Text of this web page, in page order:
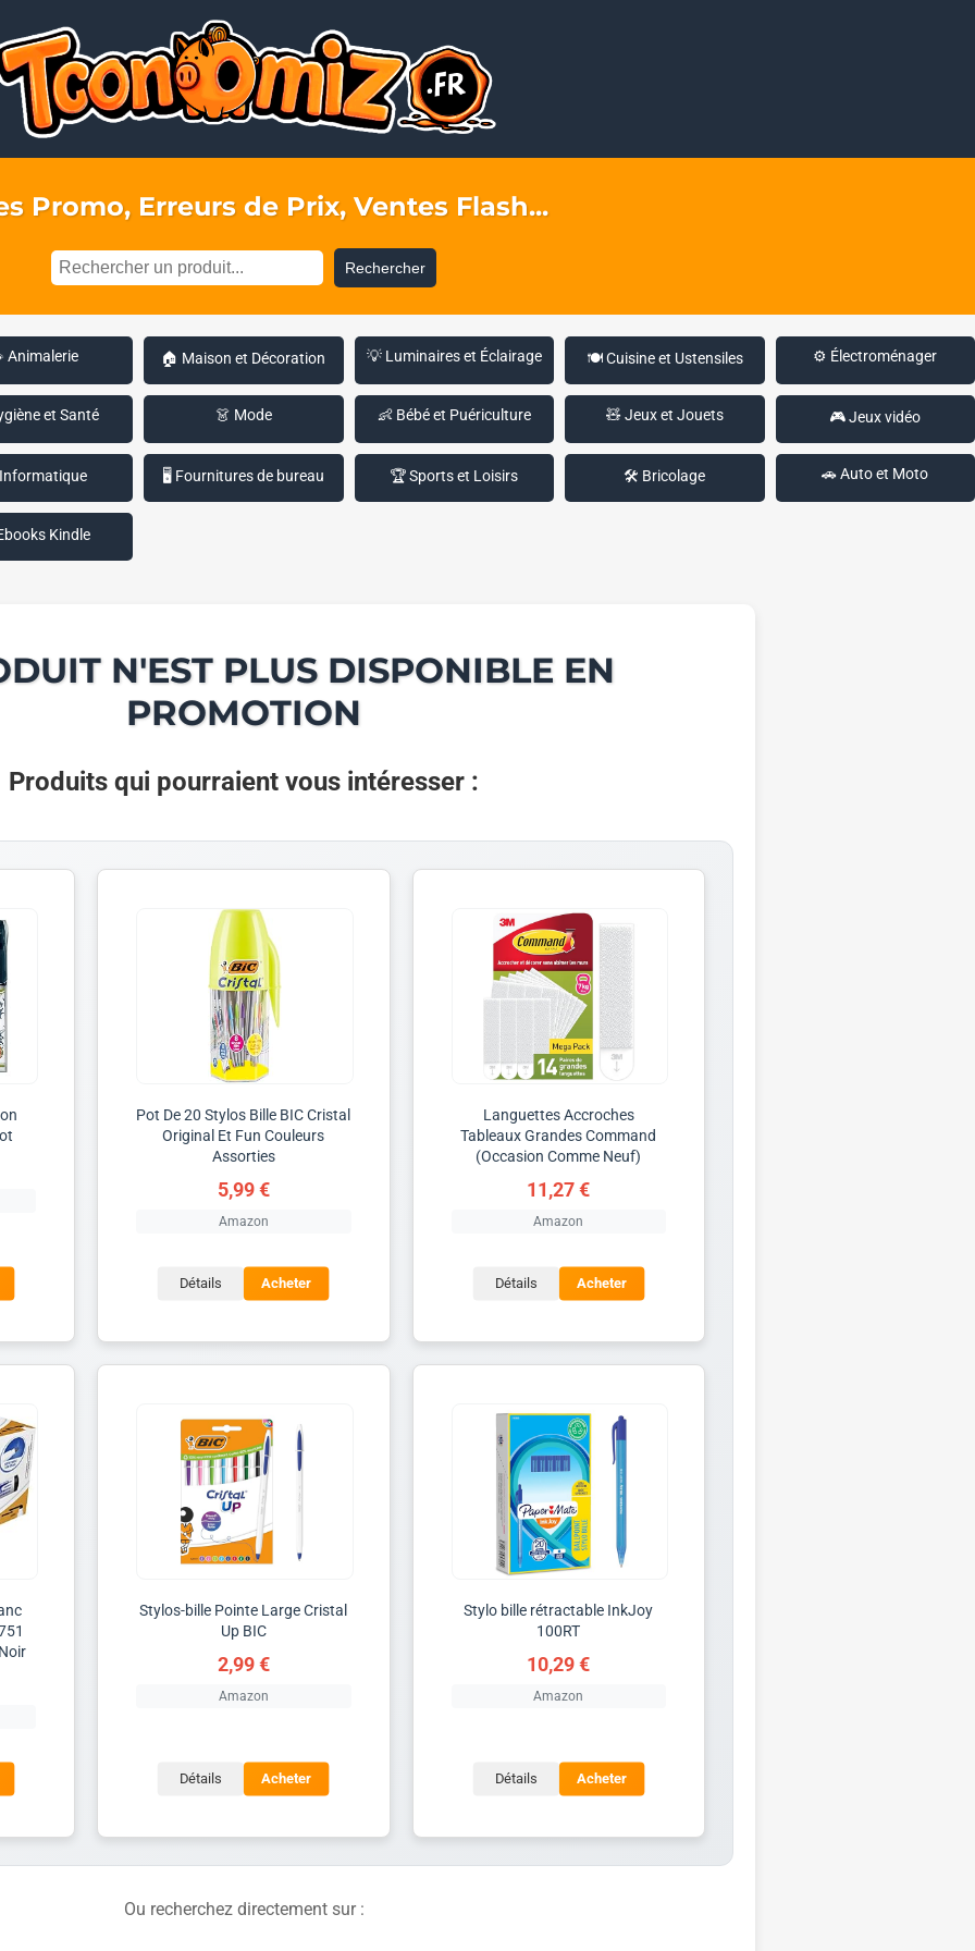
Promo, Erreurs de Prix, Ventes Flash...
Rechercher
Animalerie 🏠 Maison et Décoration 💡 Luminaires et Éclairage 🍽️ Cuisine et Ustensiles ⚙️ Électroménager
et Santé 👗 Mode 👶 Bébé et Puériculture 🧸 Jeux et Jouets 🎮 Jeux vidéo
🖥️ Fournitures de bureau 🏆 Sports et Loisirs 🛠️ Bricolage 🚗 Auto et Moto
Kindle
N'EST PLUS DISPONIBLE EN
PROMOTION
Produits qui pourraient vous intéresser :
Pot De 20 Stylos Bille BIC Cristal
Original Et Fun Couleurs
Assorties
5,99 €
Amazon
Détails Acheter
Languettes Accroches
Tableaux Grandes Command
(Occasion Comme Neuf)
11,27 €
Amazon
Détails Acheter
Stylos-bille Pointe Large Cristal
Up BIC
2,99 €
Amazon
Détails Acheter
Stylo bille rétractable InkJoy
100RT
10,29 €
Amazon
Détails Acheter
Ou recherchez directement sur :